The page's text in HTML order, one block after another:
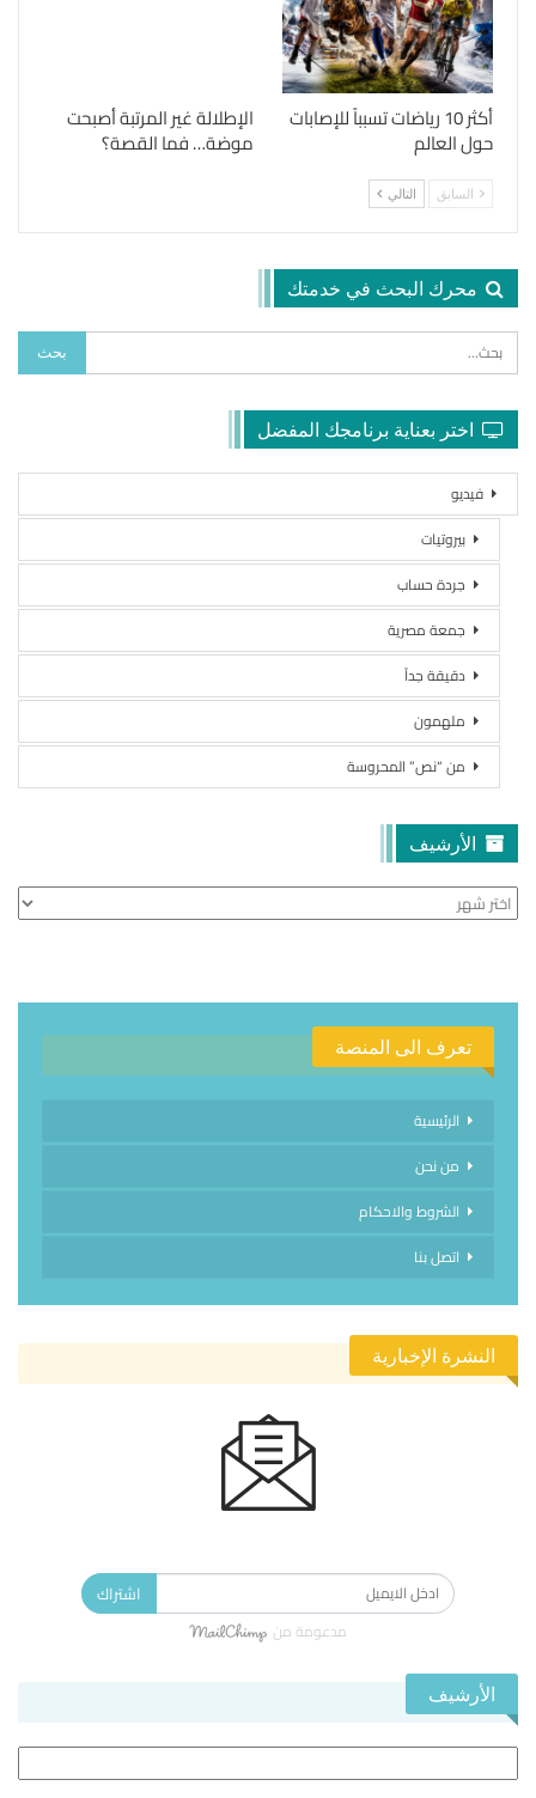
أكثر 10 رياضات تسبباً للإصابات
حول العالم
الإطلالة غير المرتبة أصبحت
موضة… فما القصة؟
السابق التالي
محرك البحث في خدمتك
اختر بعناية برنامجك المفضل
فيديو
بيروتيات
جردة حساب
جمعة مصرية
دقيقة جداً
ملهمون
من “نص” المحروسة
الأرشيف
الأرشيف
تعرف الى المنصة
الرئيسية
من نحن
الشروط والاحكام
اتصل بنا
النشرة الإخبارية
اشتراك
مدعومة من
الأرشيف